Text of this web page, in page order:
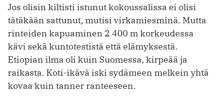
Jos olisin kiltisti istunut kokoussalissa ei olisi
tätäkään sattunut, mutisi virkamiesminä. Mutta
rinteiden kapuaminen 2 400 m korkeudessa
kävi sekä kuntotestistä että elämyksestä.
Etiopian ilma oli kuin Suomessa, kirpeää ja
raikasta. Koti-ikävä iski sydämeen melkein yhtä
kovaa kuin tanner ranteeseen.